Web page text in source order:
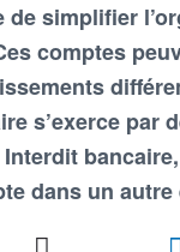
de simplifier
comptes
s’exerce par
dans un autre